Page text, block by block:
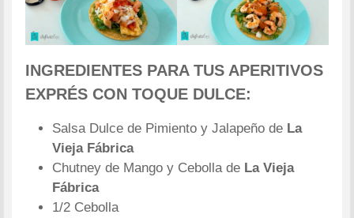
INGREDIENTES PARA TUS APERITIVOS
EXPRÉS CON TOQUE DULCE:
Salsa Dulce de Pimiento y Jalapeño de La
Vieja Fábrica
Chutney de Mango y Cebolla de La Vieja
Fábrica
1/2 Cebolla